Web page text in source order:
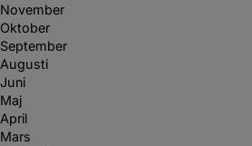
November
Oktober
September
Augusti
Juni
Maj
April
Mars